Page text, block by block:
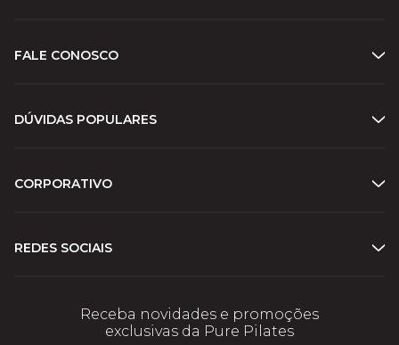
FALE CONOSCO
DÚVIDAS POPULARES
CORPORATIVO
REDES SOCIAIS
Receba novidades e promoções
exclusivas da Pure Pilates